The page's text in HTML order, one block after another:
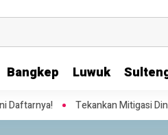
Bangkep Luwuk
Mitigasi Dini, Pemkab Banggai